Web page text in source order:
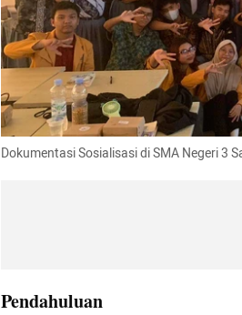
Dokumentasi Sosialisasi di SMA Negeri 3
Pendahuluan